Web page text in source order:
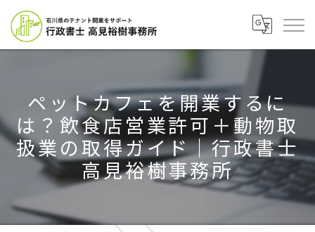
ペットカフェを開業するに
は？飲食店営業許可＋動物取
扱業の取得ガイド｜行政書士
高見裕樹事務所